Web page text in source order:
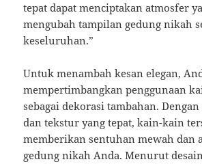
tepat dapat menciptakan atmosfer
mengubah tampilan gedung nikah
keseluruhan.”
Untuk menambah kesan elegan,
mempertimbangkan penggunaan
sebagai dekorasi tambahan.
dan tekstur yang tepat, kain-kain
memberikan sentuhan mewah dan
gedung nikah Anda. Menurut